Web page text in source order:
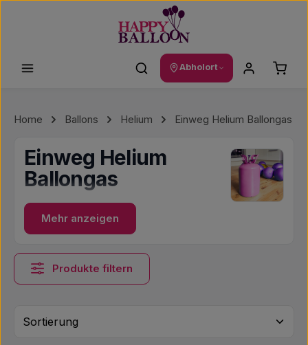
Abholort
Home Ballons Helium Einweg Helium Ballongas
Einweg Helium
Ballongas
Mehr anzeigen
Produkte filtern